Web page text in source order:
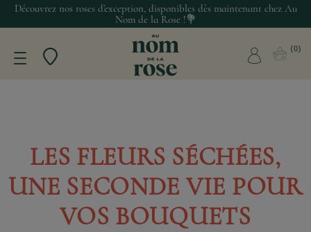
Découvrez nos roses d’exception, disponibles dès maintenant chez Au
Nom de la Rose !💐
0
LES FLEURS SÉCHÉES,
UNE SECONDE VIE POUR
VOS BOUQUETS